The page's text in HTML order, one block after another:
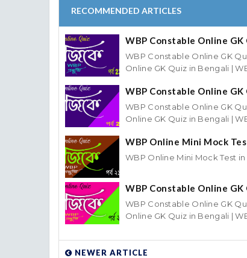
RECOMMENDED ARTICLES
WBP Constable Online GK
WBP Constable Online GK Quiz
Online GK Quiz in Bengali |
WBP Constable Online GK
WBP Constable Online GK Quiz
Online GK Quiz in Bengali |
WBP Online Mini Mock Test in
WBP Online Mini Mock Test in
WBP Constable Online GK
WBP Constable Online GK Quiz
Online GK Quiz in Bengali |
NEWER ARTICLE